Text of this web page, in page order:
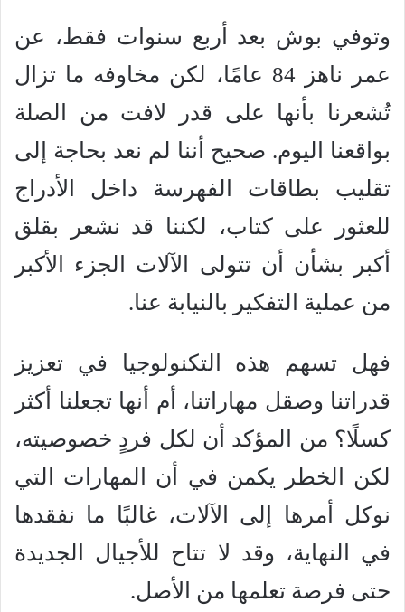
وتوفي بوش بعد أربع سنوات فقط، عن
عمر ناهز 84 عامًا، لكن مخاوفه ما تزال
تُشعرنا بأنها على قدر لافت من الصلة
بواقعنا اليوم. صحيح أننا لم نعد بحاجة إلى
تقليب بطاقات الفهرسة داخل الأدراج
للعثور على كتاب، لكننا قد نشعر بقلق
أكبر بشأن أن تتولى الآلات الجزء الأكبر
من عملية التفكير بالنيابة عنا.
فهل تسهم هذه التكنولوجيا في تعزيز
قدراتنا وصقل مهاراتنا، أم أنها تجعلنا أكثر
كسلًا؟ من المؤكد أن لكل فردٍ خصوصيته،
لكن الخطر يكمن في أن المهارات التي
نوكل أمرها إلى الآلات، غالبًا ما نفقدها
في النهاية، وقد لا تتاح للأجيال الجديدة
حتى فرصة تعلمها من الأصل.